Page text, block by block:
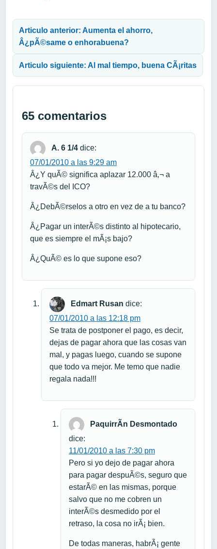
Articulo anterior: Aumenta el ahorro,
Â¿pÃ©same o enhorabuena?
Articulo siguiente: Al mal tiempo, buena CÃ¡ritas
65 comentarios
A. 6 1/4 dice:
07/01/2010 a las 9:29 am
Â¿Y quÃ© significa aplazar 12.000 â‚¬ a
travÃ©s del ICO?
Â¿DebÃ©rselos a otro en vez de a tu banco?
Â¿Pagar un interÃ©s distinto al hipotecario,
que es siempre el mÃ¡s bajo?
Â¿QuÃ© es lo que supone eso?
Edmart Rusan dice:
07/01/2010 a las 12:18 pm
Se trata de postponer el pago, es decir,
dejas de pagar ahora que las cosas van
mal, y pagas luego, cuando se supone
que todo va mejor. Me temo que nadie
regala nada!!!
PaquirrÃ­n Desmontado
dice:
11/01/2010 a las 7:30 pm
Pero si yo dejo de pagar ahora
para pagar despuÃ©s, seguro que
estarÃ© en las mismas, porque
salvo que no me cobren un
interÃ©s desmedido por el
retraso, la cosa no irÃ¡ bien.
De todas maneras, habrÃ¡ gente